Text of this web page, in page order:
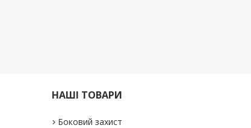
НАШІ ТОВАРИ
Боковий захист